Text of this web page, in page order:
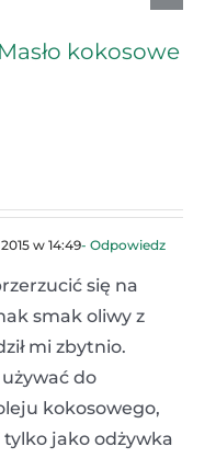
Masło kokosowe
w 14:49- Odpowiedz
się na
smak oliwy z
mi zbytnio.
do
kokosowego,
tylko jako odżywka